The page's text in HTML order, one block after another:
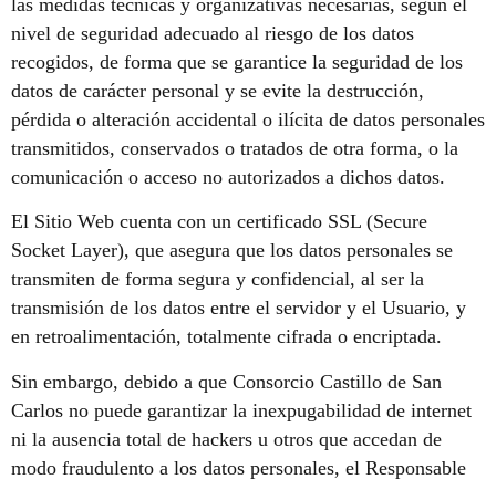
nivel de seguridad adecuado al riesgo de los datos
recogidos, de forma que se garantice la seguridad de los
datos de carácter personal y se evite la destrucción,
pérdida o alteración accidental o ilícita de datos personales
transmitidos, conservados o tratados de otra forma, o la
comunicación o acceso no autorizados a dichos datos.
El Sitio Web cuenta con un certificado SSL (Secure
Socket Layer), que asegura que los datos personales se
transmiten de forma segura y confidencial, al ser la
transmisión de los datos entre el servidor y el Usuario, y
en retroalimentación, totalmente cifrada o encriptada.
Sin embargo, debido a que Consorcio Castillo de San
Carlos no puede garantizar la inexpugabilidad de internet
ni la ausencia total de hackers u otros que accedan de
modo fraudulento a los datos personales, el Responsable